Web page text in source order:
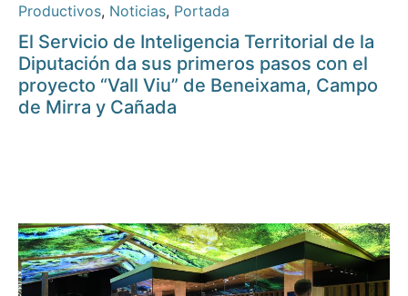
Productivos, Noticias, Portada
El Servicio de Inteligencia Territorial de la
Diputación da sus primeros pasos con el
proyecto “Vall Viu” de Beneixama, Campo
de Mirra y Cañada